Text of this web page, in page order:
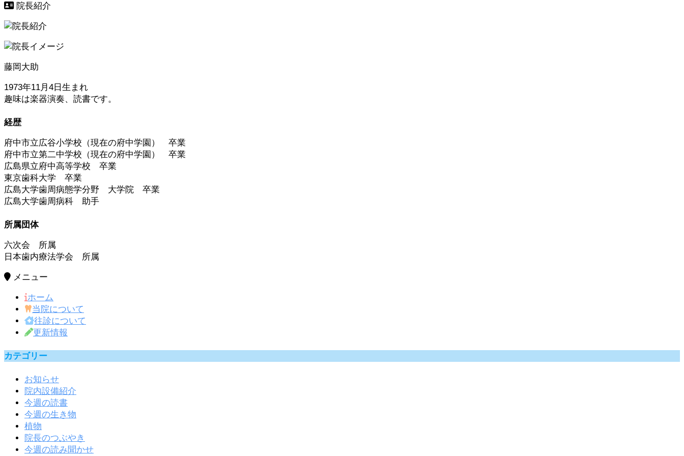
院長紹介
藤岡大助
1973年11月4日生まれ
趣味は楽器演奏、読書です。
経歴
府中市立広谷小学校（現在の府中学園） 卒業
府中市立第二中学校（現在の府中学園） 卒業
広島県立府中高等学校 卒業
東京歯科大学 卒業
広島大学歯周病態学分野 大学院 卒業
広島大学歯周病科 助手
所属団体
六次会 所属
日本歯内療法学会 所属
メニュー
ホーム
当院について
往診について
更新情報
カテゴリー
お知らせ
院内設備紹介
今週の読書
今週の生き物
植物
院長のつぶやき
今週の読み聞かせ